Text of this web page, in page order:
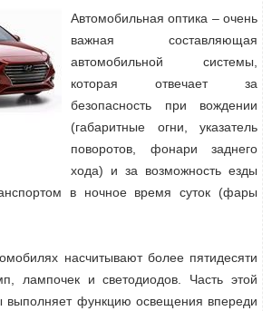
Автомобильная оптика – очень
важная составляющая
автомобильной системы,
которая отвечает за
безопасность при вождении
(габаритные огни, указатель
поворотов, фонари заднего
хода) и за возможность езды
в ночное время суток (фары
насчитывают более пятидесяти
лампочек и светодиодов. Часть этой
выполняет функцию освещения впереди